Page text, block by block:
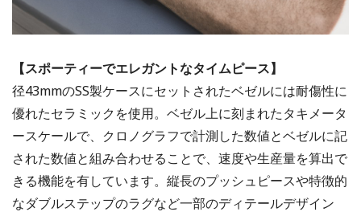
【スポーティーでエレガントなタイムピース】
径43mmのSS製ケースにセットされたベゼルには耐傷性に
優れたセラミックを使用。ベゼル上に刻まれたタキメータ
ースケールで、クロノグラフで計測した数値とベゼルに記
された数値と組み合わせることで、速度や生産量を算出で
きる機能を有しています。縦長のプッシュピースや特徴的
なダブルステップのラグなど一部のディテールデザイン